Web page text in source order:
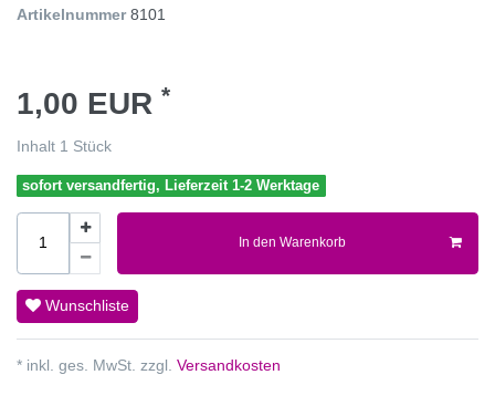
Artikelnummer8101
1,00 EUR *
Inhalt 1 Stück
sofort versandfertig, Lieferzeit 1-2 Werktage
In den Warenkorb
Wunschliste
* inkl. ges. MwSt. zzgl. Versandkosten